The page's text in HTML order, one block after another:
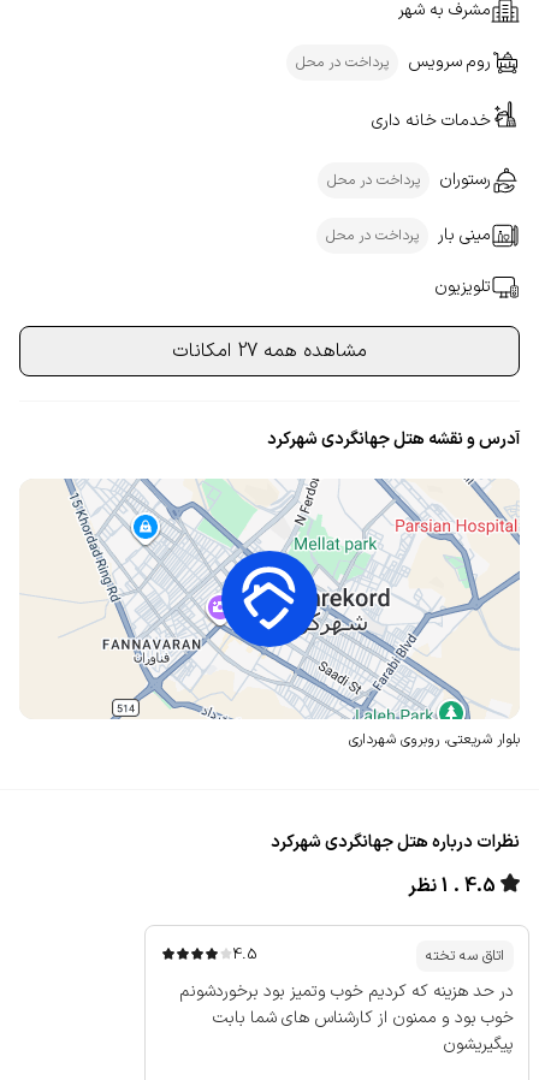
مشرف به شهر
روم سرویس پرداخت در محل
خدمات خانه داری
رستوران پرداخت در محل
مینی بار پرداخت در محل
تلویزیون
مشاهده همه 27 امکانات
آدرس و نقشه هتل جهانگردی شهرکرد
بلوار شریعتی، روبروی شهرداری
نظرات درباره هتل جهانگردی شهرکرد
4.5 1 نظر
اتاق سه تخته 4.5
در حد هزینه که کردیم خوب وتمیز بود برخوردشونم
خوب بود و ممنون از کارشناس های شما بابت
پیگیریشون